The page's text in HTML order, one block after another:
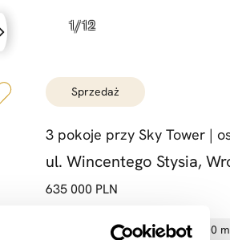
sprzedaż
3 pokoje przy Sky Tower |
ul. Wincentego Stysia,
635 000 PLN
10 948,28 PLN / m² 58.00